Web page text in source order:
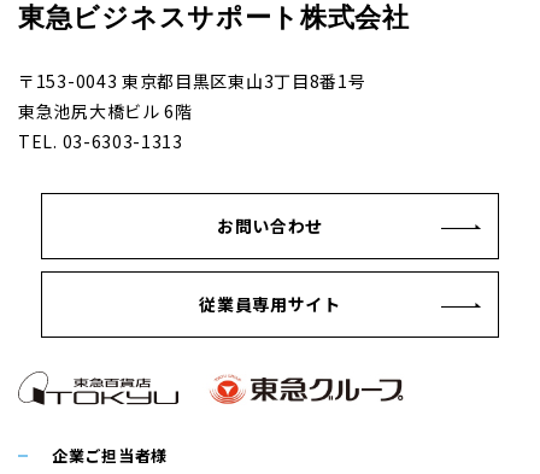
東急ビジネスサポート株式会社
〒153-0043 東京都目黒区東山3丁目8番1号
東急池尻大橋ビル 6階
TEL. 03-6303-1313
お問い合わせ
従業員専用サイト
企業ご担当者様